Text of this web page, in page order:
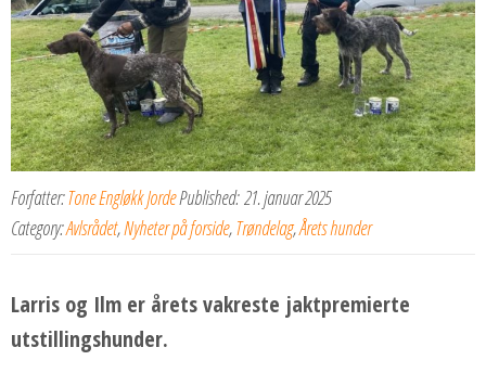
Forfatter:Tone Engløkk JordePublished: 21. januar 2025
Category:Avlsrådet,Nyheter på forside, Trøndelag,Årets hunder
Larris og Ilm er årets vakreste jaktpremierte
utstillingshunder.